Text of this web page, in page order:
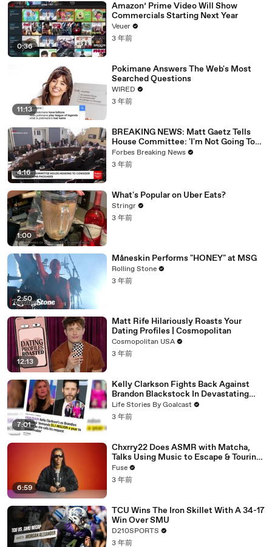
0:36
Amazon’ Prime Video Will Show
Commercials Starting Next Year
Veuer
3 年前
11:13
Pokimane Answers The Web's Most
Searched Questions
WIRED
3 年前
4:16
BREAKING NEWS: Matt Gaetz Tells
House Committee: 'I'm Not Going To
Vote For A Continuing Resolution'
Forbes Breaking News
3 年前
1:00
What's Popular on Uber Eats?
Stringr
3 年前
2:50
Måneskin Performs "HONEY" at MSG
Rolling Stone
3 年前
12:13
Matt Rife Hilariously Roasts Your
Dating Profiles | Cosmopolitan
Cosmopolitan USA
3 年前
7:01
Kelly Clarkson Fights Back Against
Brandon Blackstock In Devastating
Divorce Battle
Life Stories By Goalcast
3 年前
6:59
Chxrry22 Does ASMR with Matcha,
Talks Using Music to Escape & Touring
with The Weeknd
Fuse
3 年前
TCU Wins The Iron Skillet With A 34-17
Win Over SMU
D210SPORTS
3 年前